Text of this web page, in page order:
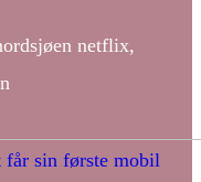
netflix,